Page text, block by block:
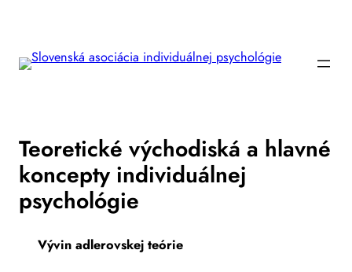
Teoretické východiská a hlavné
koncepty individuálnej
psychológie
Vývin adlerovskej teórie